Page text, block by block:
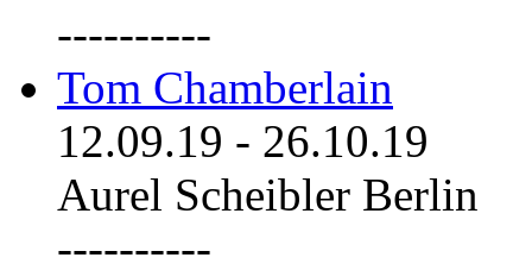
----------
Tom Chamberlain
12.09.19 - 26.10.19
Aurel Scheibler Berlin
----------